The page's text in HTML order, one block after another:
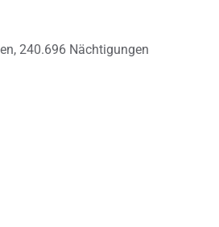
240.696 Nächtigungen